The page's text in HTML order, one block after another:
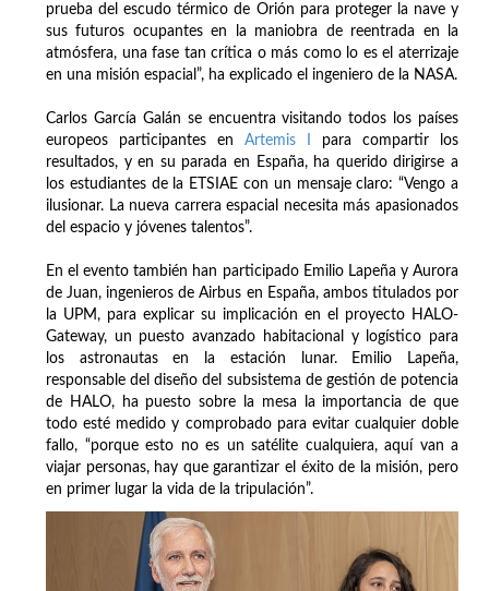
prueba del escudo térmico de Orión para proteger la nave y
sus futuros ocupantes en la maniobra de reentrada en la
atmósfera, una fase tan crítica o más como lo es el aterrizaje
en una misión espacial”, ha explicado el ingeniero de la NASA.
Carlos García Galán se encuentra visitando todos los países
europeos participantes en Artemis I
para compartir los
resultados, y en su parada en España, ha querido dirigirse a
los estudiantes de la ETSIAE con un mensaje claro: “Vengo a
ilusionar. La nueva carrera espacial necesita más apasionados
del espacio y jóvenes talentos”.
En el evento también han participado Emilio Lapeña y Aurora
de Juan, ingenieros de Airbus en España, ambos titulados por
la UPM, para explicar su implicación en el proyecto HALO-
Gateway, un puesto avanzado habitacional y logístico para
los astronautas en la estación lunar. Emilio Lapeña,
responsable del diseño del subsistema de gestión de potencia
de HALO, ha puesto sobre la mesa la importancia de que
todo esté medido y comprobado para evitar cualquier doble
fallo, “porque esto no es un satélite cualquiera, aquí van a
viajar personas, hay que garantizar el éxito de la misión, pero
en primer lugar la vida de la tripulación”.